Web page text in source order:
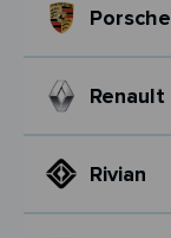
Porsche
Renault
Rivian